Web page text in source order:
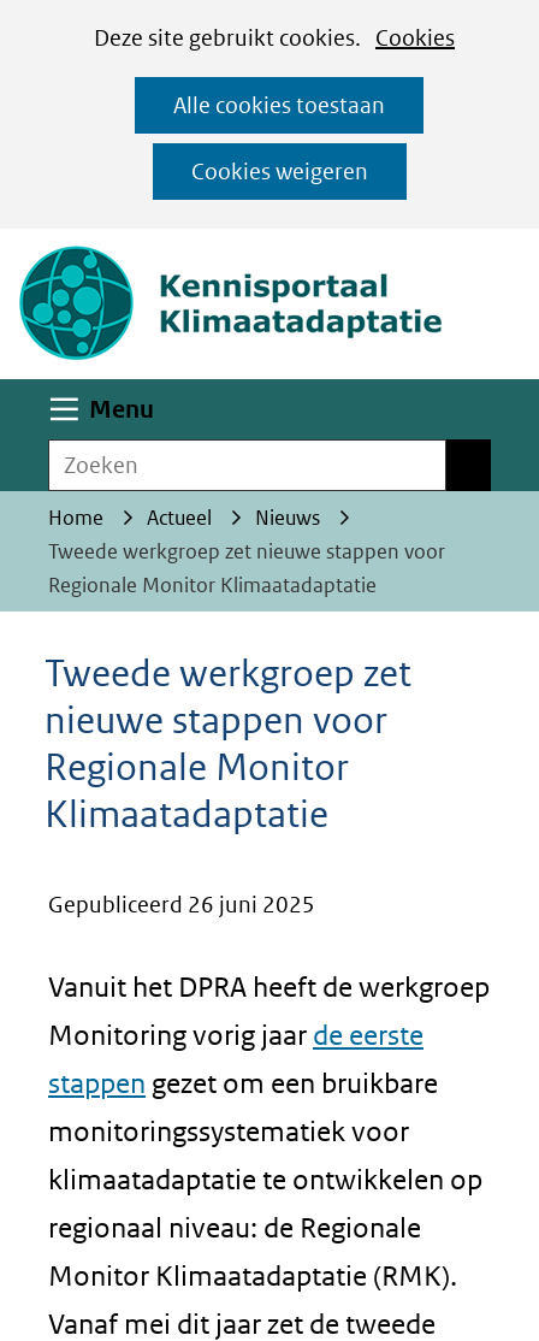
CookiesDeze site gebruikt cookies. Cookies
op
deze
website
worden
toegestaan
geweigerd.
Alle cookies toestaan
Cookies weigeren
Ga
naar
de
inhoud
Menu
Zoeken
Home Actueel
Nieuws
Tweede werkgroep zet nieuwe stappen voor
Regionale Monitor Klimaatadaptatie
Tweede werkgroep zet
nieuwe stappen voor
Regionale Monitor
Klimaatadaptatie
Gepubliceerd 26 juni 2025
Vanuit het DPRA heeft de werkgroep
Monitoring vorig jaar de eerste
stappen gezet om een bruikbare
monitoringssystematiek voor
klimaatadaptatie te ontwikkelen op
regionaal niveau: de Regionale
Monitor Klimaatadaptatie (RMK).
Vanaf mei dit jaar zet de tweede